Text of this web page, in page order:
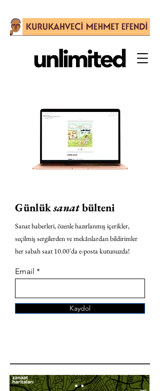
Günlüksanatbülteni
Sanat haberleri, özenle hazırlanmış içerikler,
seçilmiş sergilerden ve mekânlardan bildirimler
her sabah saat 10.00'da e-posta kutunuzda!
Email
Kaydol